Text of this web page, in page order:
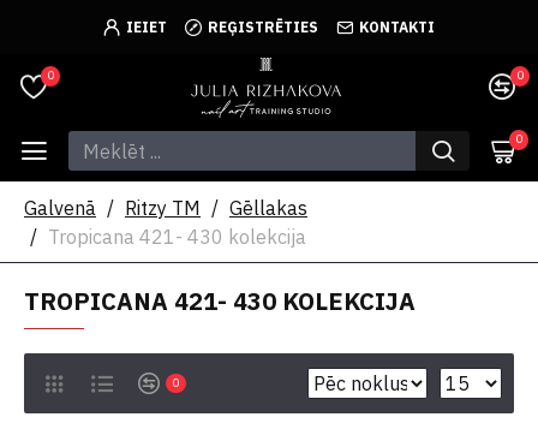
IEIET REĢISTRĒTIES KONTAKTI
0 0
0
Galvenā Ritzy TM
Gēllakas
Tropicana 421- 430 kolekcija
TROPICANA 421- 430 KOLEKCIJA
0